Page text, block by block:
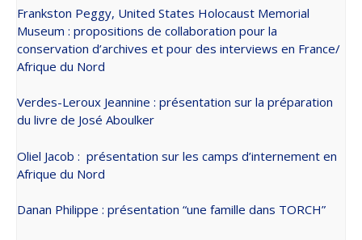
Frankston Peggy, United States Holocaust Memorial
Museum : propositions de collaboration pour la
conservation d’archives et pour des interviews en France/
Afrique du Nord
Verdes-Leroux Jeannine : présentation sur la préparation
du livre de José Aboulker
Oliel Jacob : présentation sur les camps d’internement en
Afrique du Nord
Danan Philippe : présentation “une famille dans TORCH”